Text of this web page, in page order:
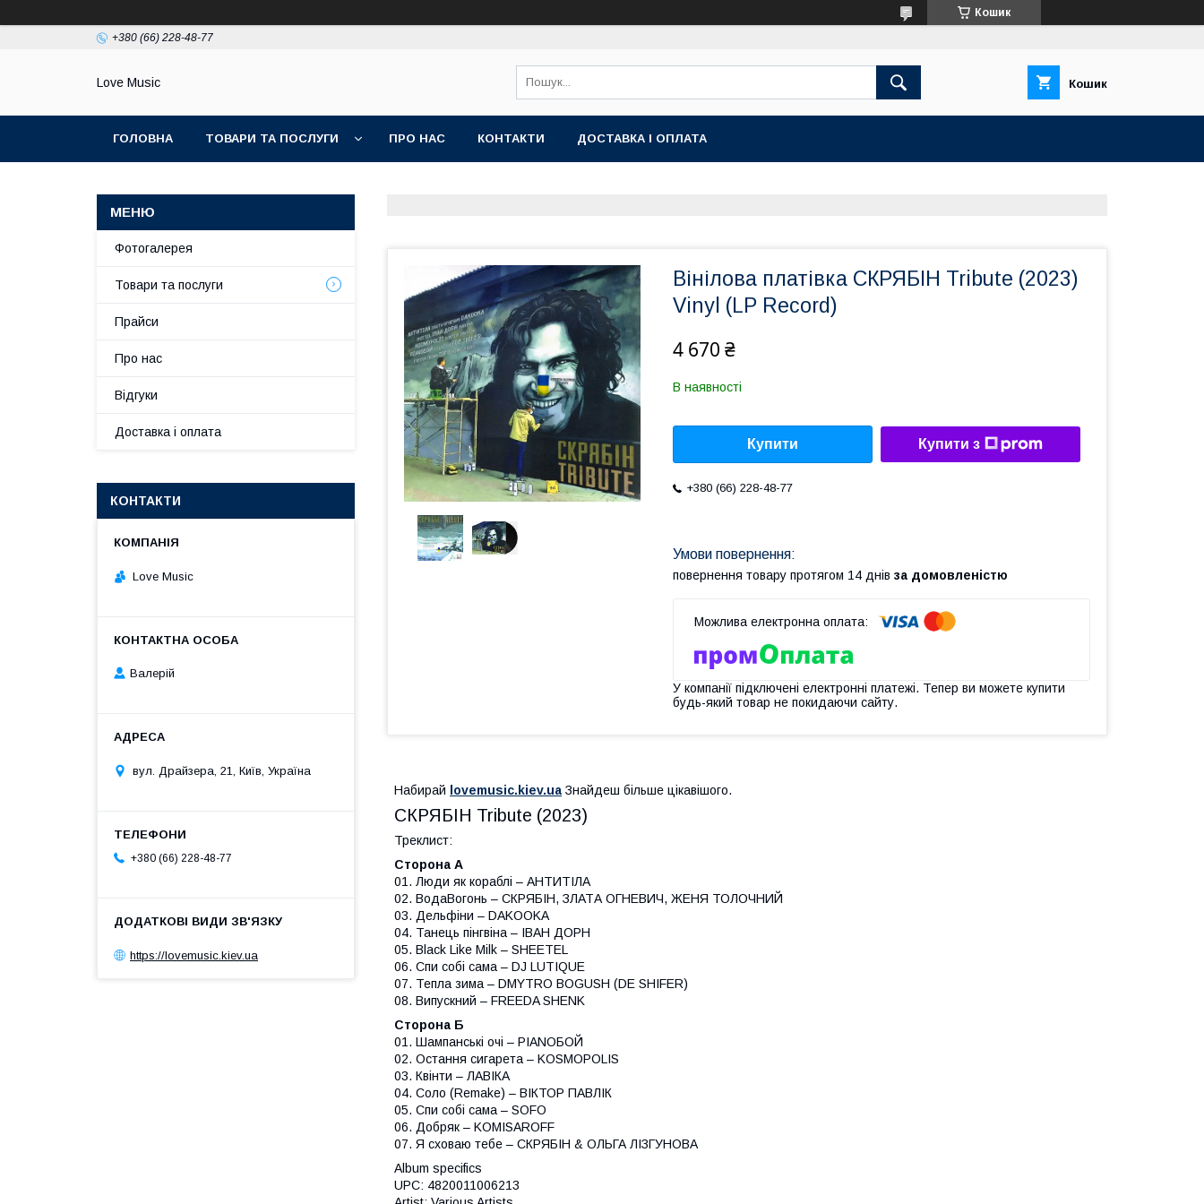
Кошик
+380 (66) 228-48-77
Love Music Кошик
ГОЛОВНА ТОВАРИ ТА ПОСЛУГИ ПРО НАС КОНТАКТИ ДОСТАВКА І ОПЛАТА
Вінілова платівка СКРЯБІН Tribute (2023)
Vinyl (LP Record)
4 670 ₴
В наявності
Купити Купити з
+380 (66) 228-48-77
повернення товару протягом 14 днів за домовленістю
У компанії підключені електронні платежі. Тепер ви можете купити
будь-який товар не покидаючи сайту.
Набирай lovemusic.kiev.ua Знайдеш більше цікавішого.
СКРЯБІН Tribute (2023)
Треклист:
Сторона А
01. Люди як кораблі – АНТИТІЛА
02. ВодаВогонь – СКРЯБІН, ЗЛАТА ОГНЕВИЧ, ЖЕНЯ ТОЛОЧНИЙ
03. Дельфіни – DAKOOKA
04. Танець пінгвіна – IВАН ДОРН
05. Black Like Milk – SHEETEL
06. Спи собі сама – DJ LUTIQUE
07. Тепла зима – DMYTRO BOGUSH (DE SHIFER)
08. Випускний – FREEDA SHENK
Сторона Б
01. Шампанськi очі – PIANOБОЙ
02. Остання сигарета – KOSMOPOLIS
03. Квінти – ЛАВІКА
04. Соло (Remake) – ВІКТОР ПАВЛІК
05. Спи собі сама – SOFO
06. Добряк – KOMISAROFF
07. Я сховаю тебе – СКРЯБІН & ОЛЬГА ЛІЗГУНОВА
Album specifics
UPC: 4820011006213
Фотогалерея
Товари та послуги
Прайси
Про нас
Відгуки
Доставка і оплата
КОНТАКТИ
Love Music
Валерій
вул. Драйзера, 21, Київ, Україна
+380 (66) 228-48-77
https://lovemusic.kiev.ua